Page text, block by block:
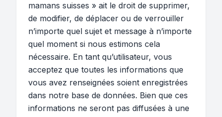
mamans suisses » ait le droit de supprimer,
de modifier, de déplacer ou de verrouiller
n’importe quel sujet et message à n’importe
quel moment si nous estimons cela
nécessaire. En tant qu’utilisateur, vous
acceptez que toutes les informations que
vous avez renseignées soient enregistrées
dans notre base de données. Bien que ces
informations ne seront pas diffusées à une